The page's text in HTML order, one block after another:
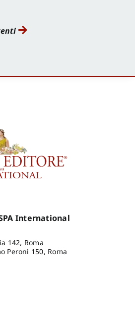
International
142, Roma
Peroni 150, Roma